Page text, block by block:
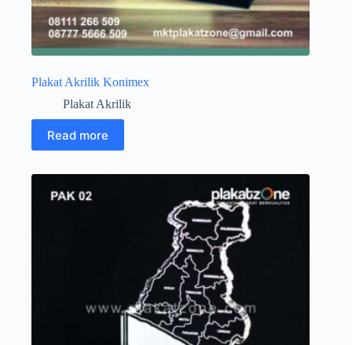
Plakat Akrilik Konimex
Plakat Akrilik
Read more